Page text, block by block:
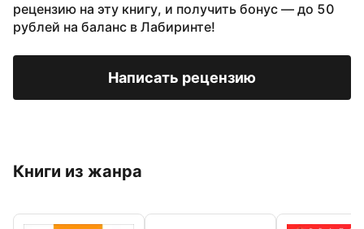
рецензию на эту книгу, и получить бонус — до 50
рублей на баланс в Лабиринте!
Написать рецензию
Книги из жанра